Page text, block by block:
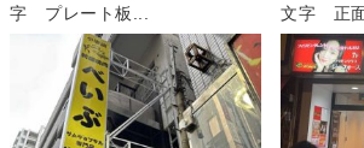
字 プレート板...
文字 正